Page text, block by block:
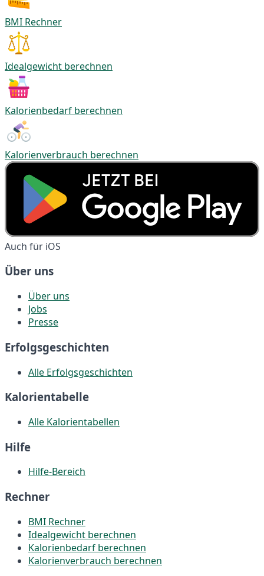
BMI Rechner
Idealgewicht berechnen
Kalorienbedarf berechnen
Kalorienverbrauch berechnen
Auch für iOS
Über uns
Über uns
Jobs
Presse
Erfolgsgeschichten
Alle Erfolgsgeschichten
Kalorientabelle
Alle Kalorientabellen
Hilfe
Hilfe-Bereich
Rechner
BMI Rechner
Idealgewicht berechnen
Kalorienbedarf berechnen
Kalorienverbrauch berechnen